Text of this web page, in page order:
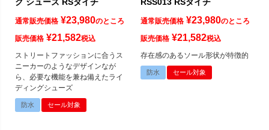
ク シューズ RSタイチ
通常販売価格 ¥23,980のところ
販売価格 ¥21,582税込
ストリートファッションに合うス
ニーカーのようなデザインなが
ら、必要な機能を兼ね備えたライ
ディングシューズ
防水 セール対象
RSS013 RSタイチ
通常販売価格 ¥23,980のところ
販売価格 ¥21,582税込
存在感のあるソール形状が特徴的
防水 セール対象